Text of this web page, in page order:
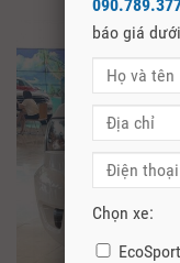
báo giá
Chọn xe:
EcoSport